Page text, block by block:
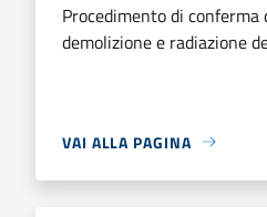
Procedimento di
demolizione e radiazione
VAI ALLA PAGINA